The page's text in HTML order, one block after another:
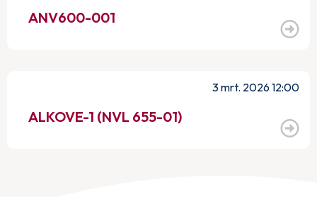
ANV600-001
3 mrt. 2026 12:00
ALKOVE-1 (NVL 655-01)